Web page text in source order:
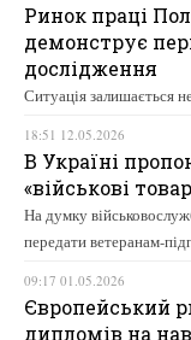
Ринок праці
демонструє
дослідження
Ситуація залишається
18:51 12.05.2026
В Україні
«військові
На думку
передати ветеранам-
09:17 01.05.2026
Європейський
дипломів на